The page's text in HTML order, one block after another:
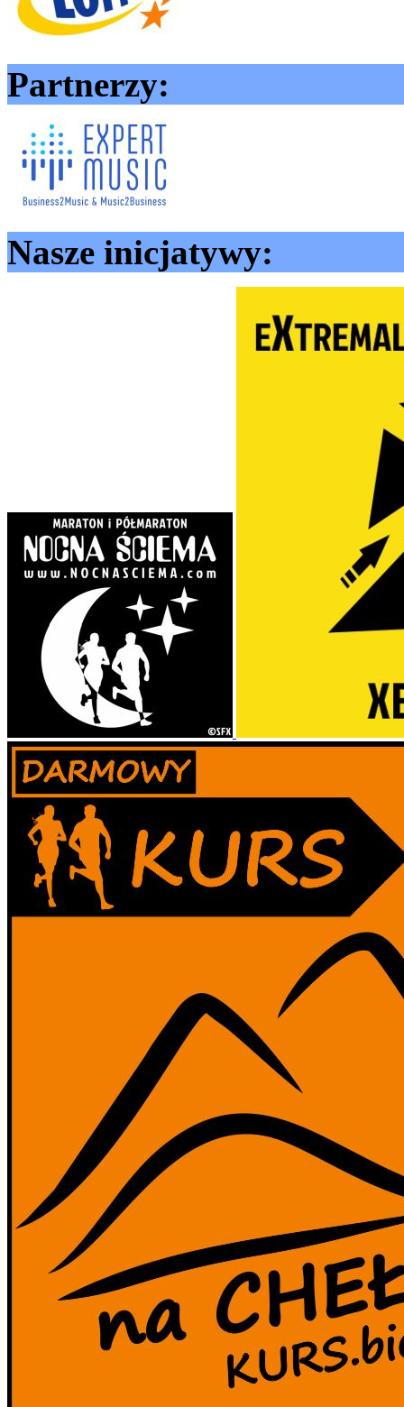
Partnerzy:
Nasze inicjatywy: